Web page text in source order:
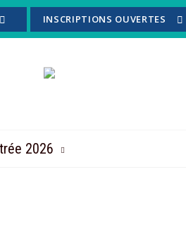
INSCRIPTIONS OUVERTES
2026